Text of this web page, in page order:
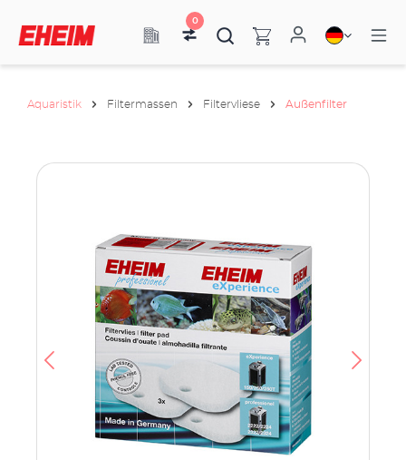
0
Aquaristik Filtermassen Filtervliese Außenfilter